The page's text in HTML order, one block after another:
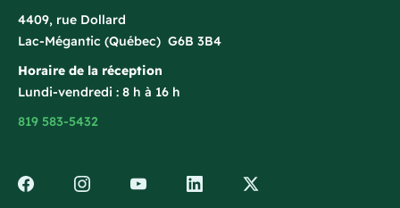
4409, rue Dollard
Lac-Mégantic (Québec) G6B 3B4
Horaire de la réception
Lundi-vendredi : 8 h à 16 h
819 583-5432